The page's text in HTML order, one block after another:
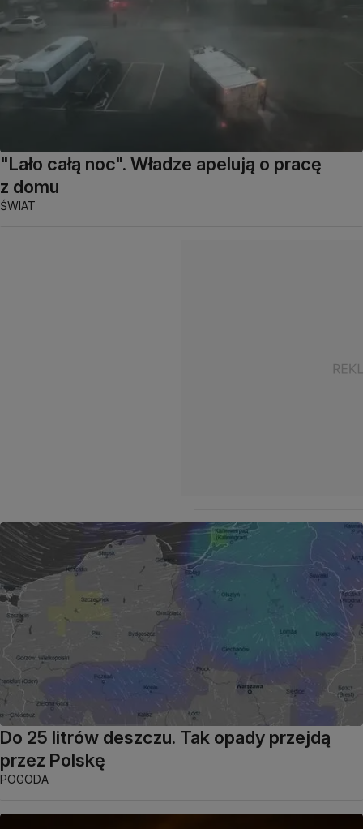
"Lało całą noc". Władze apelują o pracę
z domu
ŚWIAT
Do 25 litrów deszczu. Tak opady przejdą
przez Polskę
POGODA